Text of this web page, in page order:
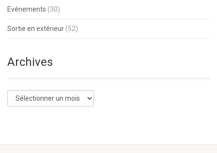
Evénements (30)
Sortie en extérieur (52)
Archives